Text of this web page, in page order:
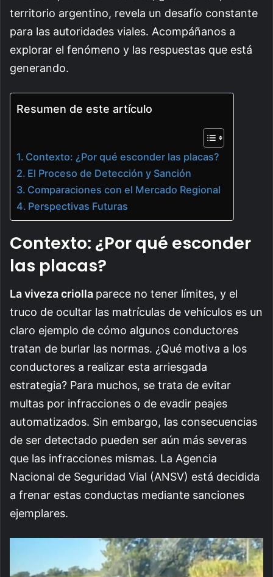
territorio argentino, revela un desafío constante
para las autoridades viales. Acompáñanos a
explorar el fenómeno y las respuestas que está
generando.
Resumen de este artículo
Contexto: ¿Por qué esconder las placas?
El Proceso de Detección y Sanción
Comparaciones con el Mercado Regional
Perspectivas Futuras
Contexto: ¿Por qué esconder
las placas?
La viveza criolla parece no tener límites, y el
truco de ocultar las matrículas de vehículos es un
claro ejemplo de cómo algunos conductores
tratan de burlar las normas. ¿Qué motiva a los
conductores a realizar esta arriesgada
estrategia? Para muchos, se trata de evitar
multas por infracciones o de evadir peajes
automatizados. Sin embargo, las consecuencias
de ser detectado pueden ser aún más severas
que las infracciones mismas. La Agencia
Nacional de Seguridad Vial (ANSV) está decidida
a frenar estas conductas mediante sanciones
ejemplares.